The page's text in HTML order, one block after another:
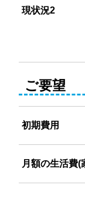
現状況2
ご要望
初期費用
月額の生活費(